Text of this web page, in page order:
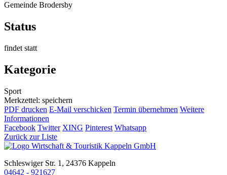
Gemeinde Brodersby
Status
findet statt
Kategorie
Sport
Merkzettel: speichern
PDF drucken E-Mail verschicken Termin übernehmen Weitere
Informationen
Facebook Twitter XING Pinterest Whatsapp
Zurück zur Liste
Schleswiger Str. 1, 24376 Kappeln
04642 - 921627